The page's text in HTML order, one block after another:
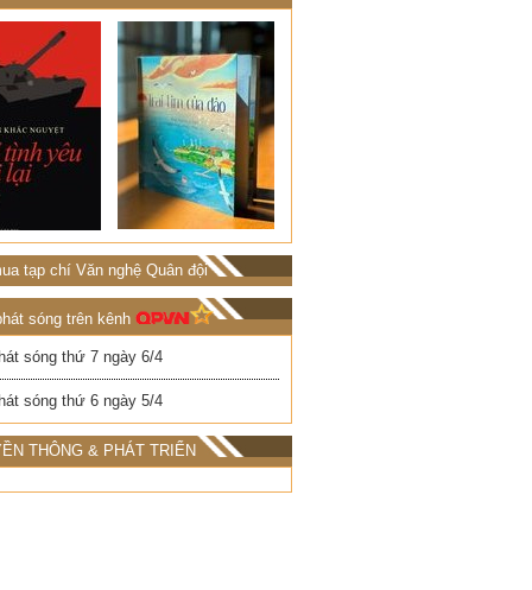
tạp chí Văn nghệ Quân đội
sóng trên kênh
sóng thứ 7 ngày 6/4
sóng thứ 6 ngày 5/4
THÔNG & PHÁT TRIỂN